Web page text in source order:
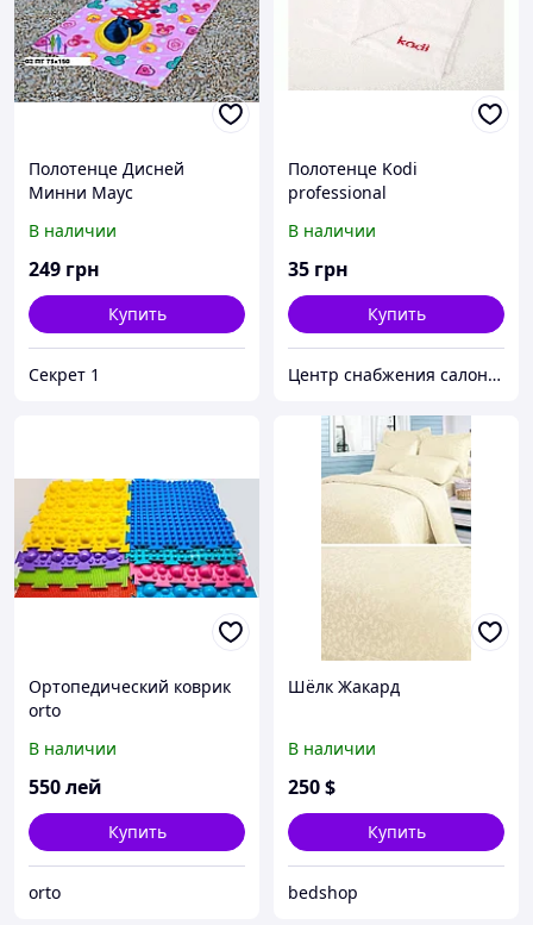
Полотенце Дисней
Минни Маус
В наличии
249 грн
Купить
Секрет 1
Полотенце Kodi
professional
В наличии
35 грн
Купить
Центр снабжения салонов красоты DenIC
Ортопедический коврик
orto
В наличии
550лей
Купить
orto
Шёлк Жакард
В наличии
250$
Купить
bedshop